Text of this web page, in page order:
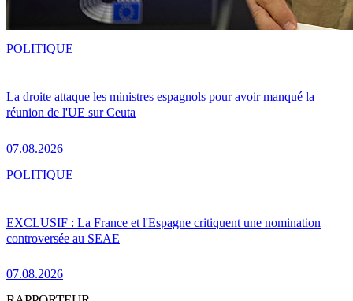
La droite attaque les ministres espagnols pour avoir manqué la
réunion de l'UE sur Ceuta
07.08.2026
POLITIQUE
EXCLUSIF : La France et l'Espagne critiquent une nomination
controversée au SEAE
07.08.2026
POLITIQUE